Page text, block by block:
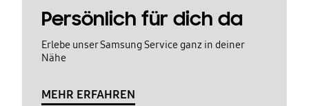
Persönlich für dich da
Erlebe unser Samsung Service ganz in deiner
Nähe
MEHR ERFAHREN